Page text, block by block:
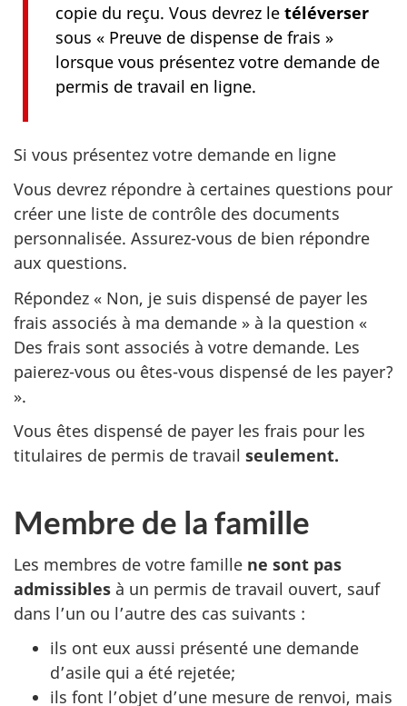
copie du reçu. Vous devrez le téléverser
sous « Preuve de dispense de frais »
lorsque vous présentez votre demande de
permis de travail en ligne.
Si vous présentez votre demande en ligne
Vous devrez répondre à certaines questions pour
créer une liste de contrôle des documents
personnalisée. Assurez-vous de bien répondre
aux questions.
Répondez « Non, je suis dispensé de payer les
frais associés à ma demande » à la question «
Des frais sont associés à votre demande. Les
paierez-vous ou êtes-vous dispensé de les payer?
».
Vous êtes dispensé de payer les frais pour les
titulaires de permis de travail seulement.
Membre de la famille
Les membres de votre famille ne sont pas
admissibles à un permis de travail ouvert, sauf
dans l’un ou l’autre des cas suivants :
ils ont eux aussi présenté une demande
d’asile qui a été rejetée;
ils font l’objet d’une mesure de renvoi, mais